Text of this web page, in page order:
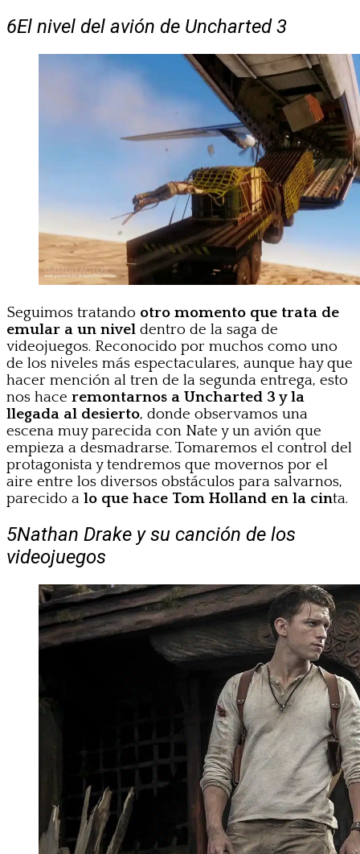
6El nivel del avión de Uncharted 3
Seguimos tratando otro momento que trata de
emular a un nivel dentro de la saga de
videojuegos. Reconocido por muchos como uno
de los niveles más espectaculares, aunque hay que
hacer mención al tren de la segunda entrega, esto
nos hace remontarnos a Uncharted 3 y la
llegada al desierto, donde observamos una
escena muy parecida con Nate y un avión que
empieza a desmadrarse. Tomaremos el control del
protagonista y tendremos que movernos por el
aire entre los diversos obstáculos para salvarnos,
parecido a lo que hace Tom Holland en la cinta.
5Nathan Drake y su canción de los
videojuegos